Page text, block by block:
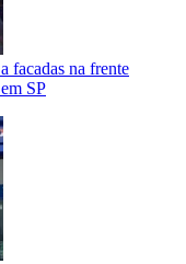
facadas na frente
SP